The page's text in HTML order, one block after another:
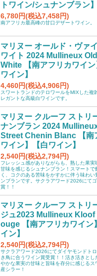
トワイン/シュナンブラン】
6,780円(税込7,458円)
南アフリカ最高峰の甘口デザートワイン。
マリヌー オールド・ヴァ
ワイト 2024 Mullineux
White 【南アフリカワイン
ワイン】
4,460円(税込4,906円)
スワートランドのテロワールをMIXした複
レガントな高級白ワインです。
マリヌー クルーフ ストリ
ナンブラン 2024
Street Chenin Blanc 【南
ワイン】【白ワイン】
2,540円(税込2,794円)
フレッシュ感がありながらも、熟した果実
甘味を感じるシュナンブラン！スマートで
く、コクのある苦味をかすかに伴う味わい
ンブランです。サクラアワード2026にて
賞！！
マリヌー クルーフ ストリ
ジュ2023 Mullineux Kloof
ouge 【南アフリカワイン
イン】
2,540円(税込2,794円)
サクラアワード2026にてダイヤモンドト
き鳥に合うワイン賞受賞！！活き活きとし
やかな果実の甘味と旨味を存分に感じるス
産シラー！